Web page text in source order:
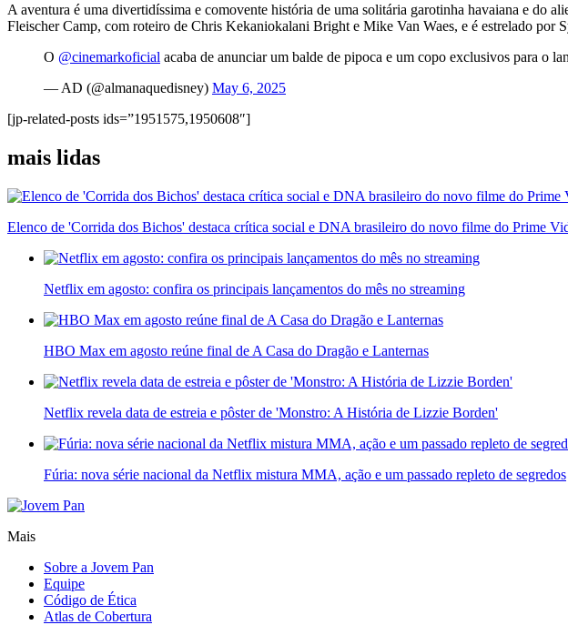
A aventura é uma divertidíssima e comovente história de uma solitária garotinha havaiana e do
Fleischer Camp, com roteiro de Chris Kekaniokalani Bright e Mike Van Waes, e é estrelado por
O @cinemarkoficial acaba de anunciar um balde de pipoca e um copo exclusivos para o
— AD (@almanaquedisney) May 6, 2025
[jp-related-posts ids=”1951575,1950608″]
mais lidas
Elenco de 'Corrida dos Bichos' destaca crítica social e DNA brasileiro do novo filme do Prime
Netflix em agosto: confira os principais lançamentos do mês no streaming
HBO Max em agosto reúne final de A Casa do Dragão e Lanternas
Netflix revela data de estreia e pôster de 'Monstro: A História de Lizzie Borden'
Fúria: nova série nacional da Netflix mistura MMA, ação e um passado repleto de segredos
Mais
Sobre a Jovem Pan
Equipe
Código de Ética
Atlas de Cobertura